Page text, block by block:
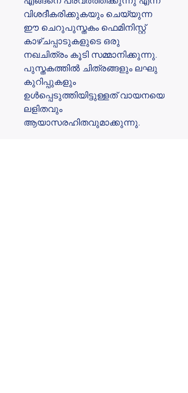
വിശദീകരിക്കുകയും ചെയ്യുന്ന
ഈ ചെറുപുസ്തകം ഫെമിനിസ്റ്റ്
കാഴ്ചപ്പാടുകളുടെ ഒരു
നഖചിത്രം കൂടി സമ്മാനിക്കുന്നു.
പുസ്തകത്തിൽ ചിത്രങ്ങളും ലഘു
കുറിപ്പുകളും
ഉൾപ്പെടുത്തിയിട്ടുള്ളത് വായനയെ
ലളിതവും
ആയാസരഹിതവുമാക്കുന്നു.